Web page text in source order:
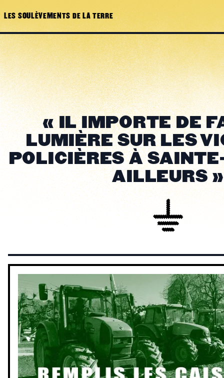
LES SOULÈVEMENTS DE LA TERRE
« IL IMPORTE DE
LUMIÈRE SUR LES
POLICIÈRES À
AILLEURS »